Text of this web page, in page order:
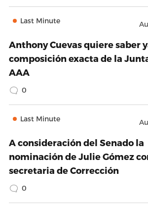
Last Minute
Anthony Cuevas quiere saber
composición exacta de la
AAA
0
Last Minute
A consideración del Senado la
nominación de Julie Gómez
secretaria de Corrección
0